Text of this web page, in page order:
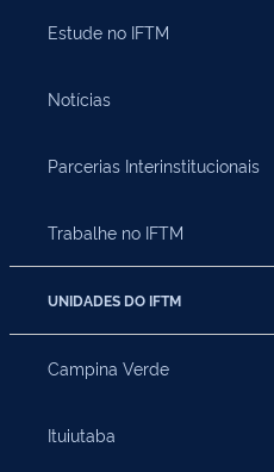
Estude no IFTM
Notícias
Parcerias Interinstitucionais
Trabalhe no IFTM
UNIDADES DO IFTM
Campina Verde
Ituiutaba